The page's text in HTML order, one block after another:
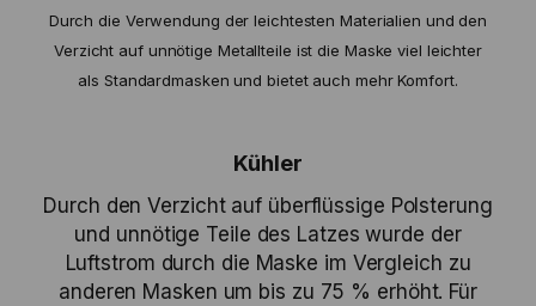
Durch die Verwendung der leichtesten Materialien und den
Verzicht auf unnötige Metallteile ist die Maske viel leichter
als Standardmasken und bietet auch mehr Komfort.
Kühler
Durch den Verzicht auf überflüssige Polsterung
und unnötige Teile des Latzes wurde der
Luftstrom durch die Maske im Vergleich zu
anderen Masken um bis zu 75 % erhöht. Für